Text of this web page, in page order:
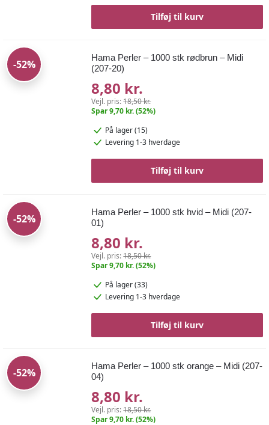
Tilføj til kurv
-52%
Hama Perler – 1000 stk rødbrun – Midi
(207-20)
8,80 kr.
Vejl. pris:18,50 kr.
Spar 9,70 kr. (52%)
På lager (15)
Levering 1-3 hverdage
Tilføj til kurv
-52%
Hama Perler – 1000 stk hvid – Midi (207-
01)
8,80 kr.
Vejl. pris:18,50 kr.
Spar 9,70 kr. (52%)
På lager (33)
Levering 1-3 hverdage
Tilføj til kurv
-52%
Hama Perler – 1000 stk orange – Midi (207-
04)
8,80 kr.
Vejl. pris:18,50 kr.
Spar 9,70 kr. (52%)